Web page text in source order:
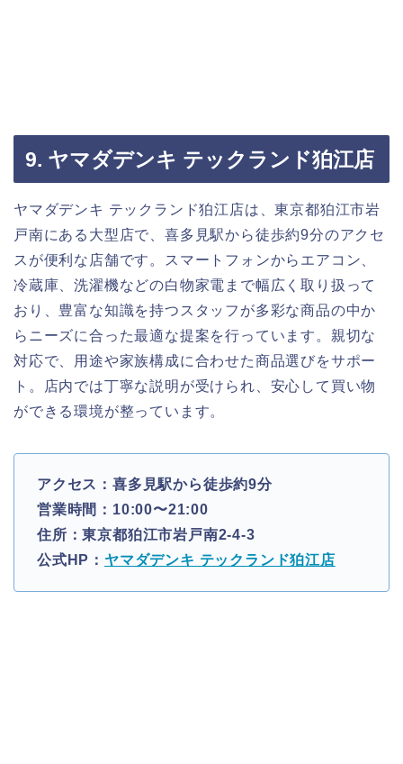
9. ヤマダデンキ テックランド狛江店
ヤマダデンキ テックランド狛江店は、東京都狛江市岩
戸南にある大型店で、喜多見駅から徒歩約9分のアクセ
スが便利な店舗です。スマートフォンからエアコン、
冷蔵庫、洗濯機などの白物家電まで幅広く取り扱って
おり、豊富な知識を持つスタッフが多彩な商品の中か
らニーズに合った最適な提案を行っています。親切な
対応で、用途や家族構成に合わせた商品選びをサポー
ト。店内では丁寧な説明が受けられ、安心して買い物
ができる環境が整っています。
アクセス：喜多見駅から徒歩約9分
営業時間：10:00〜21:00
住所：東京都狛江市岩戸南2-4-3
公式HP： ヤマダデンキ テックランド狛江店